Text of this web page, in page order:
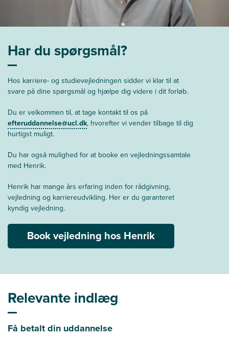
Har du spørgsmål?
Hos karriere- og studievejledningen sidder vi klar til at
svare på dine spørgsmål og hjælpe dig videre i dit forløb.
Du er velkommen til, at tage kontakt til os på
efteruddannelse@ucl.dk, hvorefter vi vender tilbage til dig
hurtigst muligt.
Du har også mulighed for at booke en vejledningssamtale
med Henrik.
Henrik har mange års erfaring inden for rådgivning,
vejledning og karriereudvikling. Her er du garanteret
kyndig vejledning.
Book vejledning hos Henrik
Relevante indlæg
Få betalt din uddannelse